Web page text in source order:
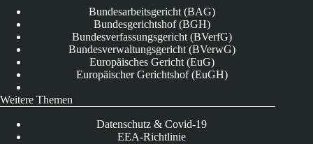
Bundesarbeitsgericht (BAG)
Bundesgerichtshof (BGH)
Bundesverfassungsgericht (BVerfG)
Bundesverwaltungsgericht (BVerwG)
Europäisches Gericht (EuG)
Europäischer Gerichtshof (EuGH)
Weitere Themen
Datenschutz & Covid-19
EEA-Richtlinie